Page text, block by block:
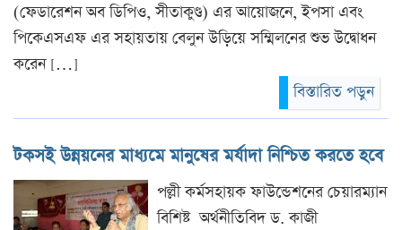
(ফেডারেশন অব ডিপিও, সীতাকুণ্ড) এর আয়োজনে, ইপসা এবং
পিকেএসএফ এর সহায়তায় বেলুন উড়িয়ে সম্মিলনের শুভ উদ্বোধন
করেন […]
বিস্তারিত পড়ুন
টকসই উন্নয়নের মাধ্যমে মানুষের মর্যাদা নিশ্চিত করতে হবে
পল্লী কর্মসহায়ক ফাউন্ডেশনের চেয়ারম্যান
বিশিষ্ট অর্থনীতিবিদ ড. কাজী